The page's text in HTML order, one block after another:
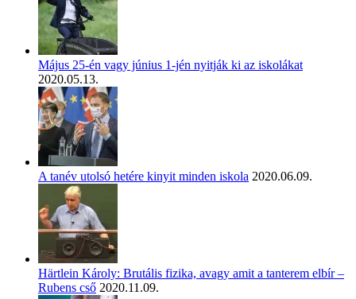
Május 25-én vagy június 1-jén nyitják ki az iskolákat
2020.05.13.
A tanév utolsó hetére kinyit minden iskola 2020.06.09.
Härtlein Károly: Brutális fizika, avagy amit a tanterem elbír –
Rubens cső 2020.11.09.